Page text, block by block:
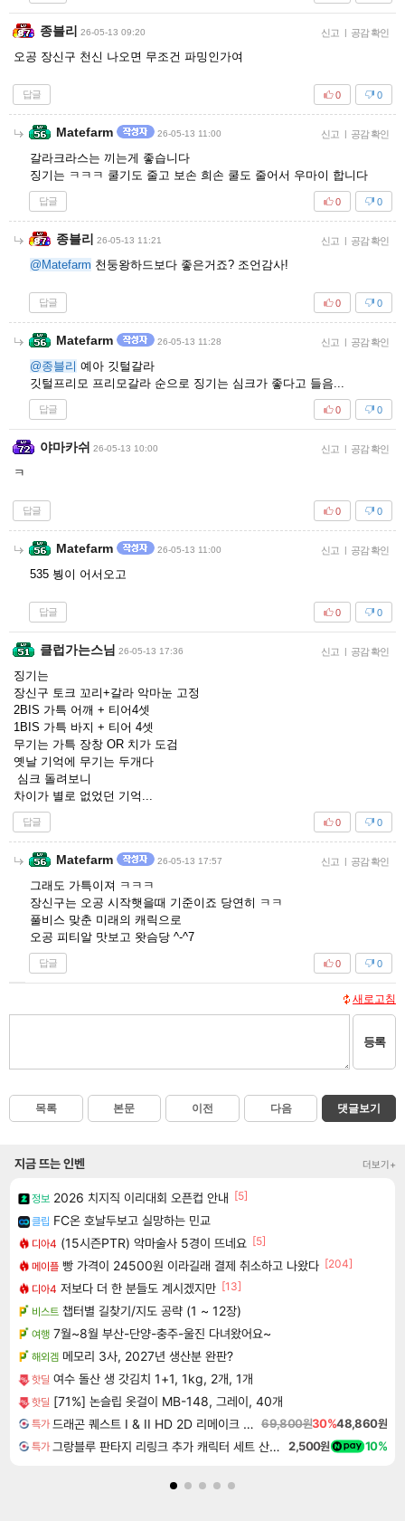
종블리 26-05-13 09:20 신고 | 공감 확인
오공 장신구 천신 나오면 무조건 파밍인가여
답글 0
0
Matefarm 26-05-13 11:00 신고 | 공감 확인
갈라크라스는 끼는게 좋습니다
징기는 ㅋㅋㅋ 쿨기도 줄고 보손 희손 쿨도 줄어서 우마이 합니다
답글 0
0
종블리 26-05-13 11:21 신고 | 공감 확인
@Matefarm 천둥왕하드보다 좋은거죠? 조언감사!
답글 0
0
Matefarm 26-05-13 11:28 신고 | 공감 확인
@종블리 예아 깃털갈라
깃털프리모 프리모갈라 순으로 징기는 심크가 좋다고 들음...
답글 0
0
야마카쉬 26-05-13 10:00 신고 | 공감 확인
ㅋ
답글 0
0
Matefarm 26-05-13 11:00 신고 | 공감 확인
535 붱이 어서오고
답글 0
0
클럽가는스님 26-05-13 17:36 신고 | 공감 확인
징기는
장신구 토크 꼬리+갈라 악마눈 고정
2BIS 가특 어깨 + 티어4셋
1BIS 가특 바지 + 티어 4셋
무기는 가특 장창 OR 치가 도검
옛날 기억에 무기는 두개다
심크 돌려보니
차이가 별로 없었던 기억...
답글 0
0
Matefarm 26-05-13 17:57 신고 | 공감 확인
그래도 가특이져 ㅋㅋㅋ
장신구는 오공 시작햇을때 기준이죠 당연히 ㅋㅋ
풀비스 맞춘 미래의 캐릭으로
오공 피티알 맛보고 왓슴당 ^-^7
답글 0
0
새로고침
등록
목록 본문 이전 다음 댓글보기
지금 뜨는 인벤 더보기+
정보 2026 치지직 이리대회 오픈컵 안내 [5]
클립 FC온 호날두보고 실망하는 민교
디아4 (15시즌PTR) 악마술사 5경이 뜨네요 [5]
메이플 빵 가격이 24500원 이라길래 결제 취소하고 나왔다 [204]
디아4 저보다 더 한 분들도 계시겠지만 [13]
비스트 챕터별 길찾기/지도 공략 (1 ~ 12장)
여행 7월~8월 부산-단양-충주-울진 다녀왔어요~
해외겜 메모리 3사, 2027년 생산분 완판?
핫딜 여수 돌산 생 갓김치 1+1, 1kg, 2개, 1개
핫딜 [71%] 논슬립 옷걸이 MB-148, 그레이, 40개
특가 드래곤 퀘스트 I & II HD 2D 리메이크 Dragon Quest I & II HD 2D Remake 69,800원30%48,860원
특가 그랑블루 판타지 리링크 추가 캐릭터 세트 산달폰 Granblue Fantasy Relink Character Expansion Sandalphon DLC 2,500원 10%